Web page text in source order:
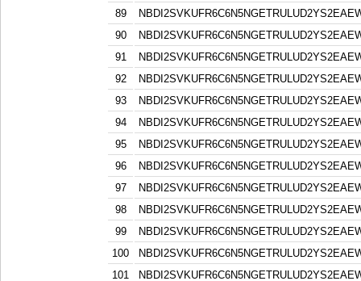
89
90
91
92
93
94
95
96
97
98
99
100
101